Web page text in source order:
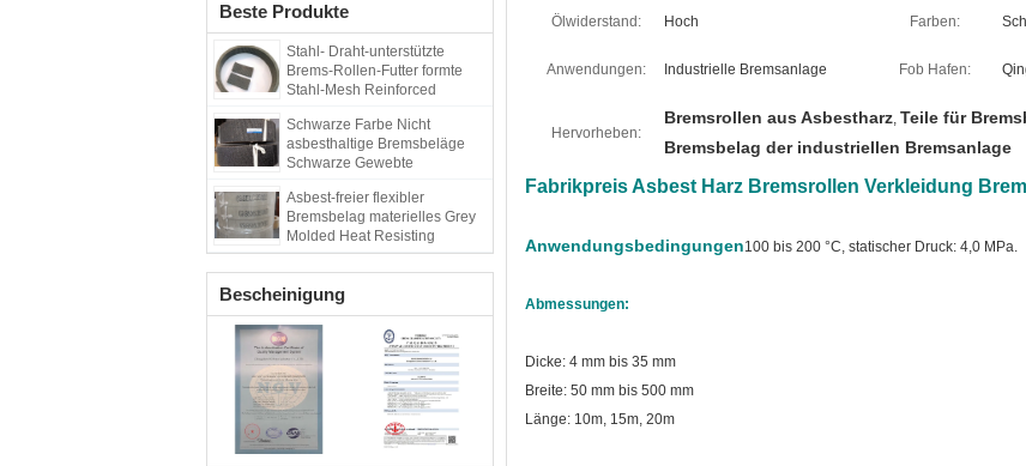
Beste Produkte
Stahl- Draht-unterstützte
Brems-Rollen-Futter formte
Stahl-Mesh Reinforced
Schwarze Farbe Nicht
asbesthaltige Bremsbeläge
Schwarze Gewebte
Asbest-freier flexibler
Bremsbelag materielles Grey
Molded Heat Resisting
Bescheinigung
Ölwiderstand: Hoch Farben:
Anwendungen: Industrielle Bremsanlage Fob Hafen:
Hervorheben:
Bremsrollen aus Asbestharz, Teile für
Bremsbelag der industriellen Bremsanlage
Fabrikpreis Asbest Harz Bremsrollen Verkleidung
Anwendungsbedingungen100 bis 200 °C, statischer Druck: 4,0 MPa.
Abmessungen:
Dicke: 4 mm bis 35 mm
Breite: 50 mm bis 500 mm
Länge: 10m, 15m, 20m